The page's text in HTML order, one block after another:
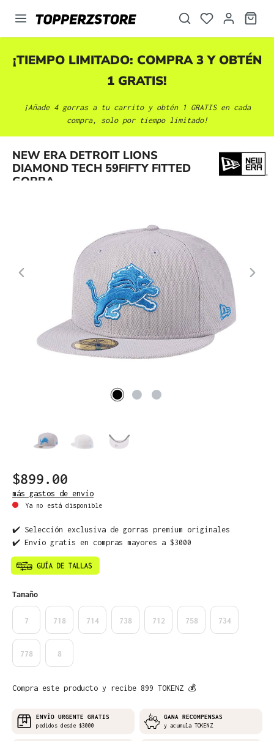
principal
¡TIEMPO LIMITADO: COMPRA 3 Y OBTÉN
1 GRATIS!
¡Añade 4 gorras a tu carrito y obtén 1 GRATIS en cada
compra, solo por tiempo limitado!
NEW ERA DETROIT LIONS
DIAMOND TECH 59FIFTY FITTED
GORRA
Omitir galería de imágenes
$899.00
más gastos de envío
Ya no está disponible
✔️ Selección exclusiva de gorras premium originales
✔️ Envío gratis en compras mayores a $3000
Seleccione
Tamaño
7 718 714 738 712 758 734
778 8
Compra este producto y recibe 899 TOKENZ 💰
ENVÍO URGENTE GRATIS
pedidos desde $3000
GANA RECOMPENSAS
y acumula TOKENZ